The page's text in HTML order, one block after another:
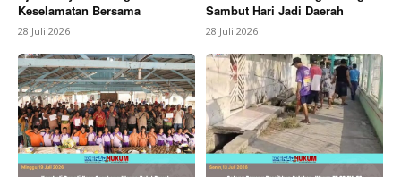
Keselamatan Bersama
28 Juli 2026
Sambut Hari Jadi Daerah
28 Juli 2026